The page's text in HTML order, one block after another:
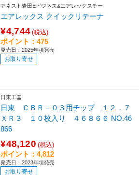
アネスト岩田Eビジネス&エアレックスチー
エアレックス クイックリテーナ
¥4,744 (税込)
ポイント：475
発売日：2025年頃発売
お取り寄せ
日東工器
日東 ＣＢＲ－０３用チップ １２．７
ＸＲ３ １０枚入り ４６８６６ NO.46
866
¥48,120 (税込)
ポイント：4,812
発売日：2023年頃発売
お取り寄せ